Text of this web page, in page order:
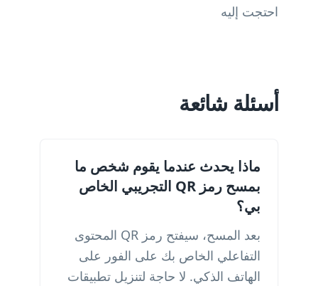
احتجت إليه
أسئلة شائعة
ماذا يحدث عندما يقوم شخص ما
بمسح رمز QR التجريبي الخاص
بي؟
بعد المسح، سيفتح رمز QR المحتوى
التفاعلي الخاص بك على الفور على
الهاتف الذكي. لا حاجة لتنزيل تطبيقات